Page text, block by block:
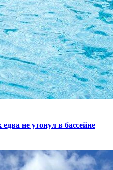
не утонул в бассейне